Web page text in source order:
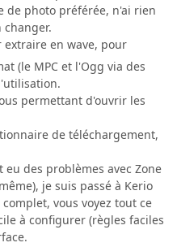
de photo préférée, n'ai rien
changer.
en wave, pour
(le MPC et l'Ogg via des
permettant d'ouvrir les
de téléchargement,
eu des problèmes avec Zone
je suis passé à Kerio
vous voyez tout ce
à configurer (règles faciles